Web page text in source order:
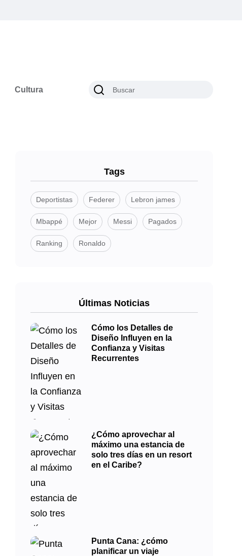
Cultura
Tags
Deportistas Federer Lebron james
Mbappé Mejor Messi Pagados
Ranking Ronaldo
Últimas Noticias
Cómo los Detalles de
Diseño Influyen en la
Confianza y Visitas
Recurrentes
¿Cómo aprovechar al
máximo una estancia de
solo tres días en un resort
en el Caribe?
Punta Cana: ¿cómo
planificar un viaje